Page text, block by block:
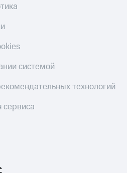
системой
технологий
сервиса